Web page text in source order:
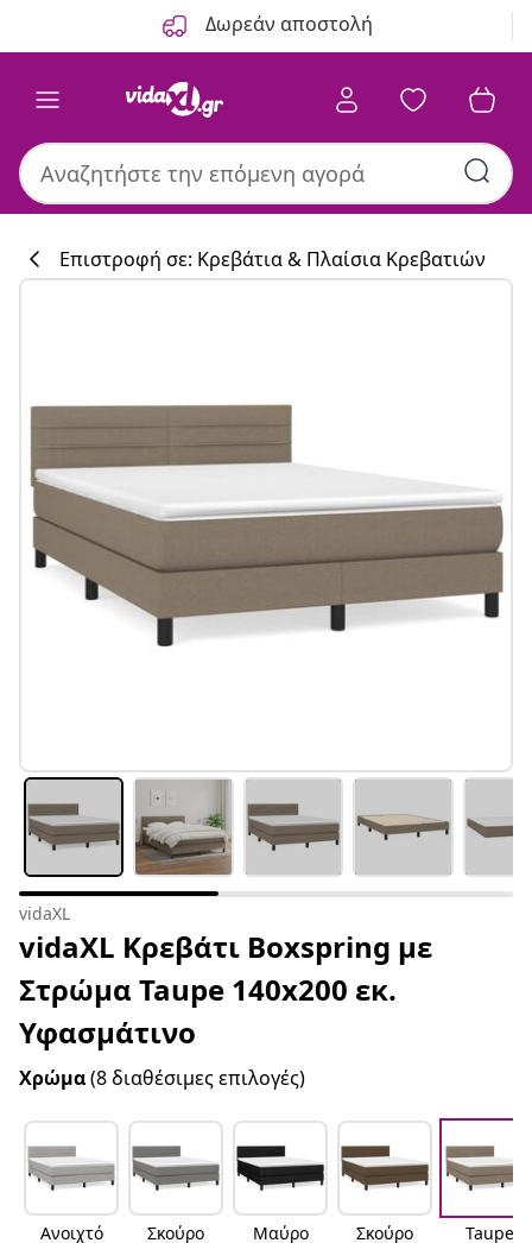
Δωρεάν αποστολή
#sharemevidaxl
Επιστροφή σε: Κρεβάτια & Πλαίσια Κρεβατιών
vidaXL
vidaXL Κρεβάτι Boxspring με
Στρώμα Taupe 140x200 εκ.
Υφασμάτινο
Χρώμα(8 διαθέσιμες επιλογές)
Ανοιχτό
Σκούρο
Μαύρο
Σκούρο
Taupe